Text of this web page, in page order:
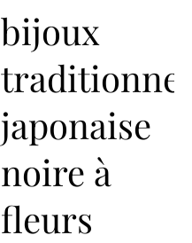
bijoux
japonaise
noire à
fleurs